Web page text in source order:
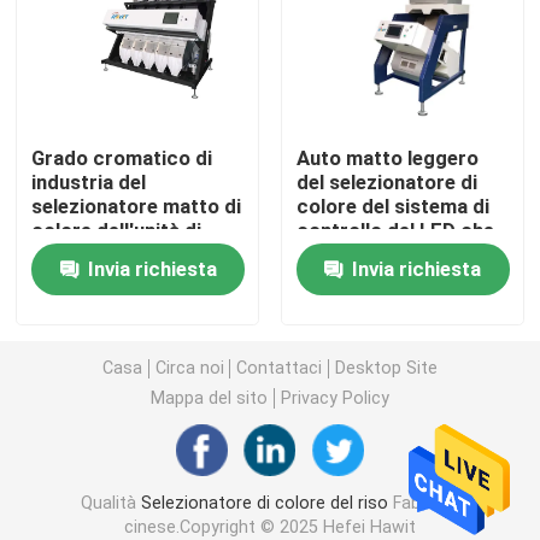
Selezionatore di colore del grano
selezionatore di colore dell'arachide
I chicchi di caffè colorano il selezionatore
Selezionatore di colore della spezia
selezionatore di colore del sesamo
Selezionatore matto di colore
Grado cromatico di
industria del
selezionatore matto di
colore dell'unità di
elaborazione di
digitalizzazione tri
Invia richiesta
Auto matto leggero
del selezionatore di
colore del sistema di
controllo del LED che
controlla 64 canali
Invia richiesta
Casa Circa noi Contattaci
Desktop Site
Mappa del sito
Privacy Policy
Qualità Selezionatore di colore del riso Fabbrica
cinese.Copyright © 2025 Hefei Hawit